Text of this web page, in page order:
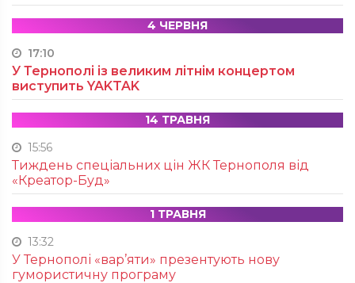
4 ЧЕРВНЯ
17:10
У Тернополі із великим літнім концертом
виступить YAKTAK
14 ТРАВНЯ
15:56
Тиждень спеціальних цін ЖК Тернополя від
«Креатор-Буд»
1 ТРАВНЯ
13:32
У Тернополі «вар’яти» презентують нову
гумористичну програму